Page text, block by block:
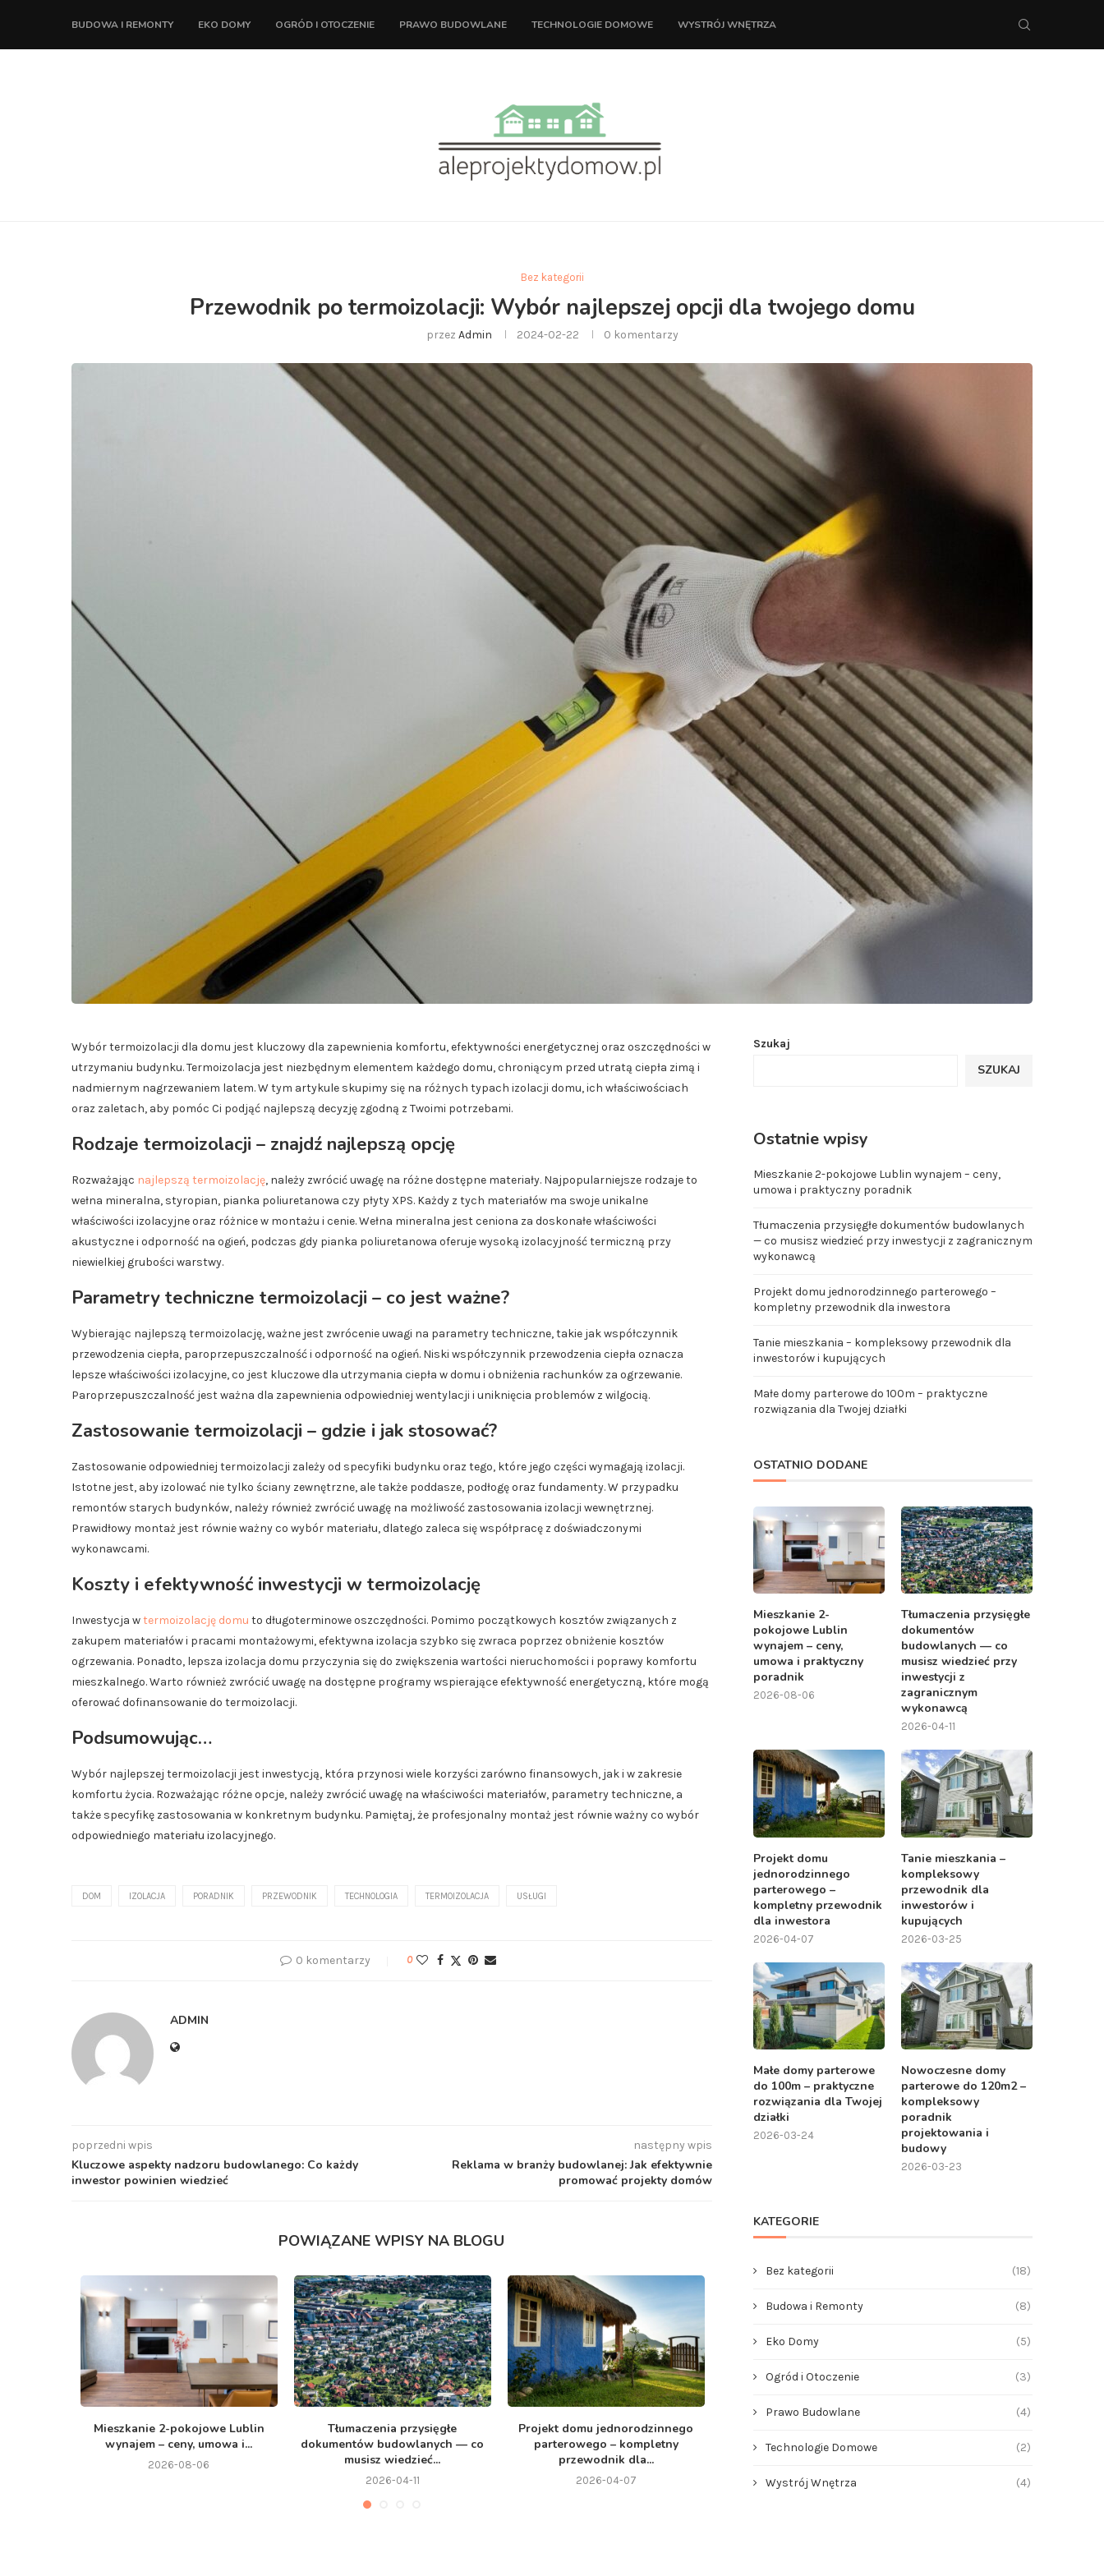
BUDOWA I REMONTY EKO DOMY OGRÓD I OTOCZENIE PRAWO BUDOWLANE TECHNOLOGIE DOMOWE WYSTRÓJ WNĘTRZA
Bez kategorii
Przewodnik po termoizolacji: Wybór najlepszej opcji dla twojego domu
przez Admin 2024-02-22 0 komentarzy
Wybór termoizolacji dla domu jest kluczowy dla zapewnienia komfortu, efektywności energetycznej oraz oszczędności w
utrzymaniu budynku. Termoizolacja jest niezbędnym elementem każdego domu, chroniącym przed utratą ciepła zimą i
nadmiernym nagrzewaniem latem. W tym artykule skupimy się na różnych typach izolacji domu, ich właściwościach
oraz zaletach, aby pomóc Ci podjąć najlepszą decyzję zgodną z Twoimi potrzebami.
Rodzaje termoizolacji – znajdź najlepszą opcję
Rozważając najlepszą termoizolację, należy zwrócić uwagę na różne dostępne materiały. Najpopularniejsze rodzaje to
wełna mineralna, styropian, pianka poliuretanowa czy płyty XPS. Każdy z tych materiałów ma swoje unikalne
właściwości izolacyjne oraz różnice w montażu i cenie. Wełna mineralna jest ceniona za doskonałe właściwości
akustyczne i odporność na ogień, podczas gdy pianka poliuretanowa oferuje wysoką izolacyjność termiczną przy
niewielkiej grubości warstwy.
Parametry techniczne termoizolacji – co jest ważne?
Wybierając najlepszą termoizolację, ważne jest zwrócenie uwagi na parametry techniczne, takie jak współczynnik
przewodzenia ciepła, paroprzepuszczalność i odporność na ogień. Niski współczynnik przewodzenia ciepła oznacza
lepsze właściwości izolacyjne, co jest kluczowe dla utrzymania ciepła w domu i obniżenia rachunków za ogrzewanie.
Paroprzepuszczalność jest ważna dla zapewnienia odpowiedniej wentylacji i uniknięcia problemów z wilgocią.
Zastosowanie termoizolacji – gdzie i jak stosować?
Zastosowanie odpowiedniej termoizolacji zależy od specyfiki budynku oraz tego, które jego części wymagają izolacji.
Istotne jest, aby izolować nie tylko ściany zewnętrzne, ale także poddasze, podłogę oraz fundamenty. W przypadku
remontów starych budynków, należy również zwrócić uwagę na możliwość zastosowania izolacji wewnętrznej.
Prawidłowy montaż jest równie ważny co wybór materiału, dlatego zaleca się współpracę z doświadczonymi
wykonawcami.
Koszty i efektywność inwestycji w termoizolację
Inwestycja wtermoizolację domu to długoterminowe oszczędności. Pomimo początkowych kosztów związanych z
zakupem materiałów i pracami montażowymi, efektywna izolacja szybko się zwraca poprzez obniżenie kosztów
ogrzewania. Ponadto, lepsza izolacja domu przyczynia się do zwiększenia wartości nieruchomości i poprawy komfortu
mieszkalnego. Warto również zwrócić uwagę na dostępne programy wspierające efektywność energetyczną, które mogą
oferować dofinansowanie do termoizolacji.
Podsumowując…
Wybór najlepszej termoizolacji jest inwestycją, która przynosi wiele korzyści zarówno finansowych, jak i w zakresie
komfortu życia. Rozważając różne opcje, należy zwrócić uwagę na właściwości materiałów, parametry techniczne, a
także specyfikę zastosowania w konkretnym budynku. Pamiętaj, że profesjonalny montaż jest równie ważny co wybór
odpowiedniego materiału izolacyjnego.
DOM IZOLACJA PORADNIK PRZEWODNIK TECHNOLOGIA TERMOIZOLACJA USŁUGI
0 komentarzy 0
ADMIN
poprzedni wpis
Kluczowe aspekty nadzoru budowlanego: Co każdy
inwestor powinien wiedzieć
następny wpis
Reklama w branży budowlanej: Jak efektywnie
promować projekty domów
POWIĄZANE WPISY NA BLOGU
Mieszkanie 2-pokojowe Lublin
wynajem – ceny, umowa i...
2026-08-06
Tłumaczenia przysięgłe
dokumentów budowlanych — co
musisz wiedzieć...
2026-04-11
Projekt domu jednorodzinnego
parterowego – kompletny
przewodnik dla...
2026-04-07
przewodnik dla inwestorów i...
praktyczne rozwiązania...
Szukaj
SZUKAJ
Ostatnie wpisy
Mieszkanie 2-pokojowe Lublin wynajem – ceny,
umowa i praktyczny poradnik
Tłumaczenia przysięgłe dokumentów budowlanych
— co musisz wiedzieć przy inwestycji z zagranicznym
wykonawcą
Projekt domu jednorodzinnego parterowego –
kompletny przewodnik dla inwestora
Tanie mieszkania – kompleksowy przewodnik dla
inwestorów i kupujących
Małe domy parterowe do 100m – praktyczne
rozwiązania dla Twojej działki
OSTATNIO DODANE
Mieszkanie 2-
pokojowe Lublin
wynajem – ceny,
umowa i praktyczny
poradnik
2026-08-06
Tłumaczenia przysięgłe
dokumentów
budowlanych — co
musisz wiedzieć przy
inwestycji z
zagranicznym
wykonawcą
2026-04-11
Projekt domu
jednorodzinnego
parterowego –
kompletny przewodnik
dla inwestora
2026-04-07
Tanie mieszkania –
kompleksowy
przewodnik dla
inwestorów i
kupujących
2026-03-25
Małe domy parterowe
do 100m – praktyczne
rozwiązania dla Twojej
działki
2026-03-24
Nowoczesne domy
parterowe do 120m2 –
kompleksowy
poradnik
projektowania i
budowy
2026-03-23
KATEGORIE
Bez kategorii (18)
Budowa i Remonty (8)
Eko Domy (5)
Ogród i Otoczenie (3)
Prawo Budowlane (4)
Technologie Domowe (2)
Wystrój Wnętrza (4)